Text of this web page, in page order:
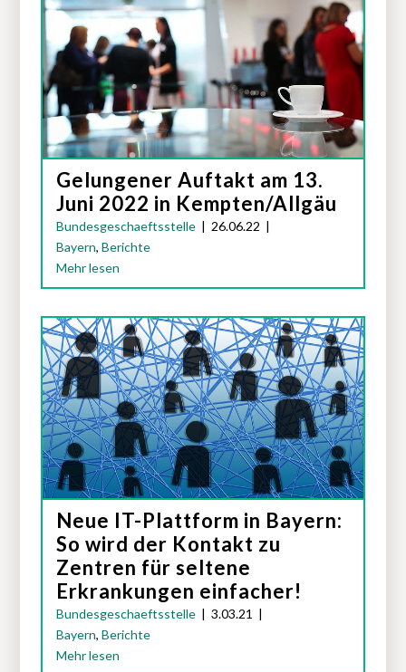
Gelungener Auftakt am 13.
Juni 2022 in Kempten/Allgäu
Bundesgeschaeftsstelle | 26.06.22 |
Bayern, Berichte
Mehr lesen
Neue IT-Plattform in Bayern:
So wird der Kontakt zu
Zentren für seltene
Erkrankungen einfacher!
Bundesgeschaeftsstelle | 3.03.21 |
Bayern, Berichte
Mehr lesen